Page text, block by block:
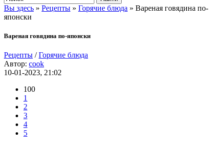
Вы здесь » Рецепты » Горячие блюда » Вареная говядина по-
японски
Вареная говядина по-японски
Рецепты /Горячие блюда
Автор: cook
10-01-2023, 21:02
100
1
2
3
4
5